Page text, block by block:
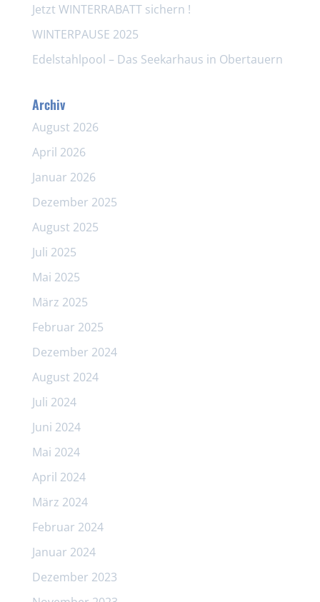
Jetzt WINTERRABATT sichern !
WINTERPAUSE 2025
Edelstahlpool – Das Seekarhaus in Obertauern
Archiv
August 2026
April 2026
Januar 2026
Dezember 2025
August 2025
Juli 2025
Mai 2025
März 2025
Februar 2025
Dezember 2024
August 2024
Juli 2024
Juni 2024
Mai 2024
April 2024
März 2024
Februar 2024
Januar 2024
Dezember 2023